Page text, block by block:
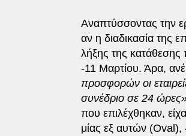
Αναπτύσσοντας την
αν η διαδικασία της
λήξης της
-11 Μαρτίου. Άρα,
προσφορών οι
συνέδριο σε 24
που επιλέχθηκαν,
μίας εξ αυτών (Oval),